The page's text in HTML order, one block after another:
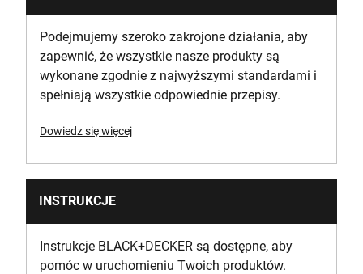
Podejmujemy szeroko zakrojone działania, aby
zapewnić, że wszystkie nasze produkty są
wykonane zgodnie z najwyższymi standardami i
spełniają wszystkie odpowiednie przepisy.
Dowiedz się więcej
INSTRUKCJE
Instrukcje BLACK+DECKER są dostępne, aby
pomóc w uruchomieniu Twoich produktów.